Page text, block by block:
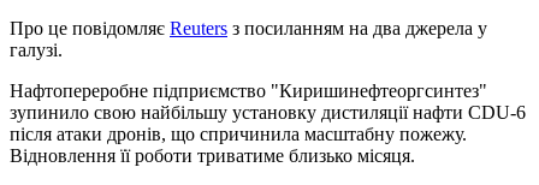
Про це повідомляє Reuters з посиланням на два джерела у
галузі.
Нафтопереробне підприємство "Киришинефтеоргсинтез"
зупинило свою найбільшу установку дистиляції нафти CDU-6
після атаки дронів, що спричинила масштабну пожежу.
Відновлення її роботи триватиме близько місяця.